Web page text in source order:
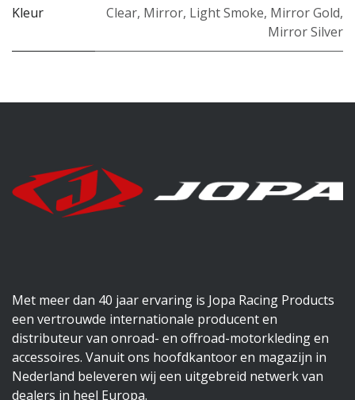
Kleur Clear, Mirror, Light Smoke, Mirror Gold,
Mirror Silver
Met meer dan 40 jaar ervaring is Jopa Racing Products
een vertrouwde internationale producent en
distributeur van onroad- en offroad-motorkleding en
accessoires. Vanuit ons hoofdkantoor en magazijn in
Nederland beleveren wij een uitgebreid netwerk van
dealers in heel Europa.